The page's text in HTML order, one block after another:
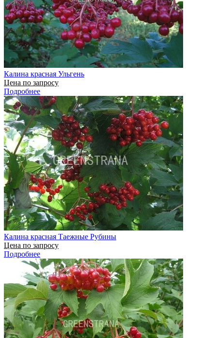
Калина красная Ульгень
Цена по запросу
Подробнее
Калина красная Таежные Рубины
Цена по запросу
Подробнее